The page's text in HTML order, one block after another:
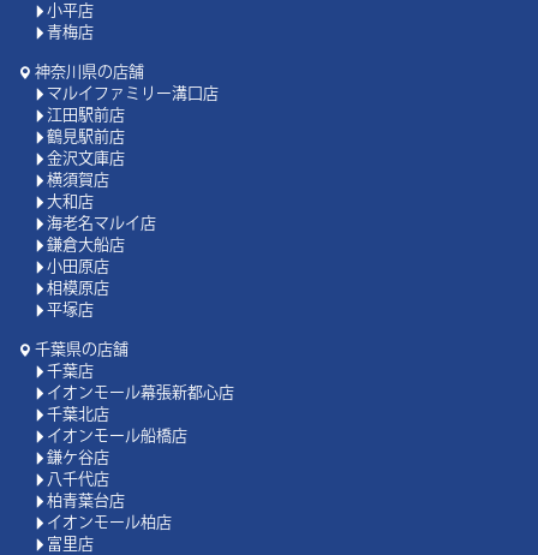
小平店
青梅店
神奈川県の店舗
マルイファミリー溝口店
江田駅前店
鶴見駅前店
金沢文庫店
横須賀店
大和店
海老名マルイ店
鎌倉大船店
小田原店
相模原店
平塚店
千葉県の店舗
千葉店
イオンモール幕張新都心店
千葉北店
イオンモール船橋店
鎌ケ谷店
八千代店
柏青葉台店
イオンモール柏店
富里店